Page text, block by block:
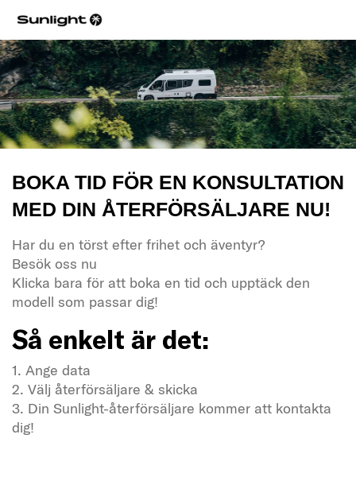
BOKA TID FÖR EN KONSULTATION
MED DIN ÅTERFÖRSÄLJARE NU!
Har du en törst efter frihet och äventyr?
Besök oss nu
Klicka bara för att boka en tid och upptäck den
modell som passar dig!
Så enkelt är det:
1. Ange data
2. Välj återförsäljare & skicka
3. Din Sunlight-återförsäljare kommer att kontakta
dig!